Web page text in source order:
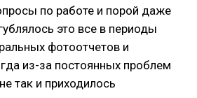
по работе и порой даже
это все в периоды
фотоотчетов и
из-за постоянных проблем
так и приходилось